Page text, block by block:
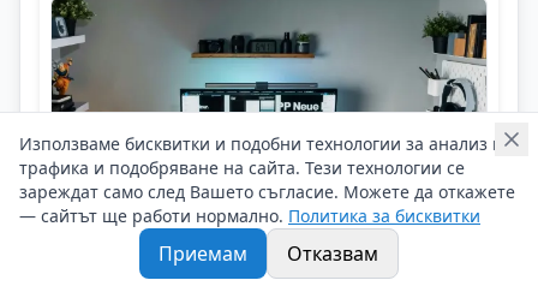
Използваме бисквитки и подобни технологии за анализ на
трафика и подобряване на сайта. Тези технологии се
зареждат само след Вашето съгласие. Можете да откажете
— сайтът ще работи нормално. Политика за бисквитки
Приемам Отказвам